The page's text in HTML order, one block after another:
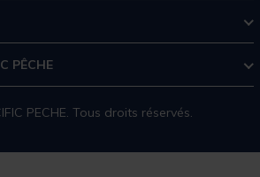
PÊCHE
PECHE. Tous droits réservés.